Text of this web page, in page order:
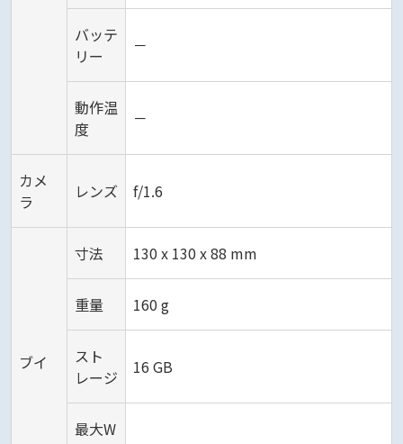
バッテ
リー
－
動作温
度
－
カメ
ラ
レンズ f/1.6
ブイ
寸法 130 x 130 x 88 mm
重量 160 g
スト
レージ
16 GB
最大W